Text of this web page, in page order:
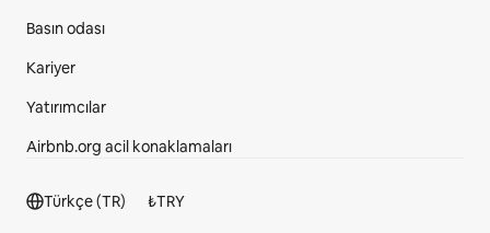
Basın odası
Kariyer
Yatırımcılar
Airbnb.org acil konaklamaları
Alt bilgi bölümü
Türkçe (TR) ₺TRY